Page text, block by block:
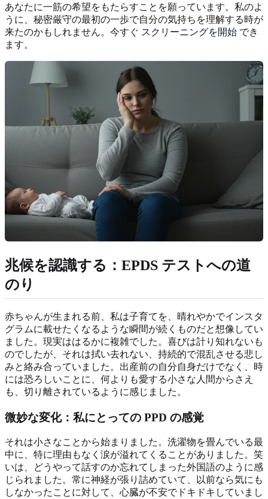
あなたに一筋の希望をもたらすことを願っています。私のよ
うに、秘密厳守の最初の一歩で自分の気持ちを理解する時が
来たのかもしれません。今すぐ スクリーニングを開始 でき
ます。
兆候を認識する：EPDS テストへの道
のり
赤ちゃんが生まれる前、私は子育てを、晴れやかでインスタ
グラムに載せたくなるような瞬間が続くものだと想像してい
ました。現実ははるかに複雑でした。喜びは計り知れないも
のでしたが、それは拭い去れない、持続的で混乱させる悲し
みと絡み合っていました。出産前の自分自身だけでなく、時
には恐ろしいことに、何よりも愛する小さな人間からさえ
も、切り離されているように感じました。
微妙な変化：私にとっての PPD の感覚
それは小さなことから始まりました。洗濯物を畳んでいる最
中に、特に理由もなく涙が溢れてくることがありました。笑
いは、どうやって話すのか忘れてしまった外国語のように感
じられました。常に神経が張り詰めていて、以前なら気にも
しなかったことに対して、心臓が不安でドキドキしていまし